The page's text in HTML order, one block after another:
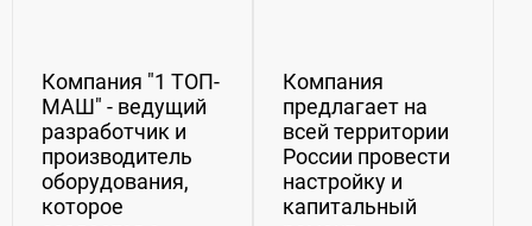
Компания "1 ТОП-
МАШ" - ведущий
разработчик и
производитель
оборудования,
которое
Компания
предлагает на
всей территории
России провести
настройку и
капитальный